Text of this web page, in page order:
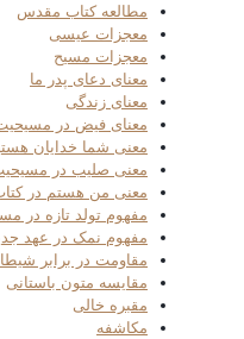
مطالعه کتاب مقدس
معجزات عیسی
معجزات مسیح
معنای دعای پدر ما
معنای زندگی
معنای فیض در
معنی شما خدایان
معنی صلیب در
معنی من هستم در
مفهوم تولد تازه در
مفهوم نمک در عهد
مقاومت در برابر
مقایسه متون باستانی
مقبره خالی
مکاشفه